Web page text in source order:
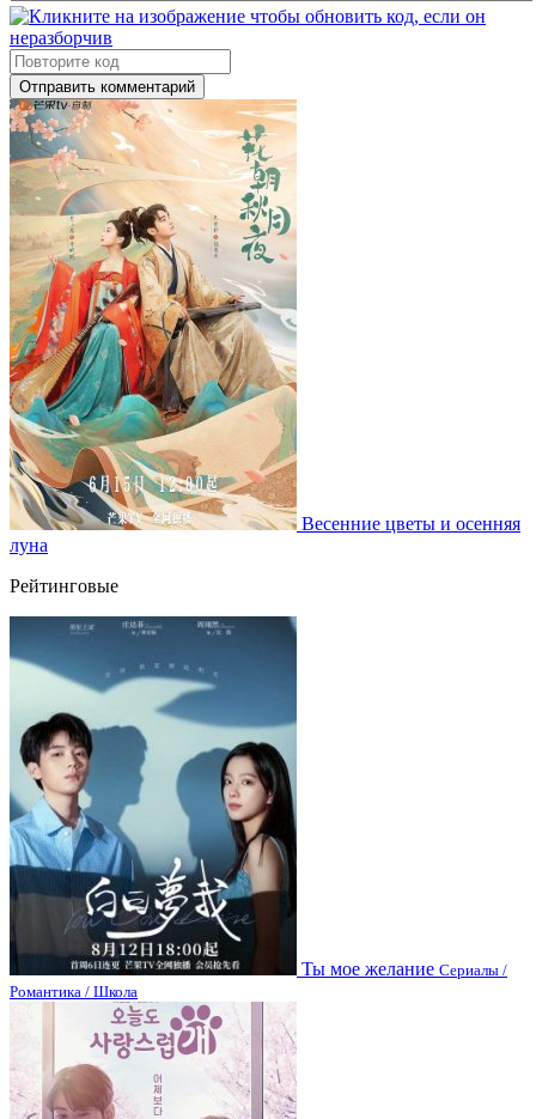
Отправить комментарий
Весенние цветы и осенняя
луна
Рейтинговые
Ты мое желание Сериалы /
Романтика / Школа